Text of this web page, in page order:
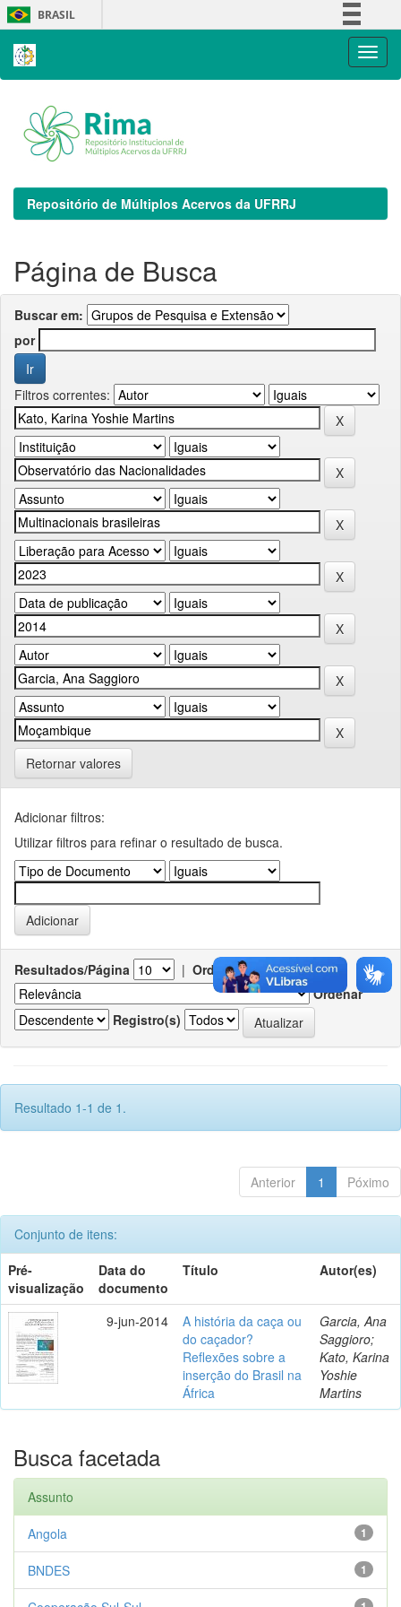
Skip
navigation
BRASIL
Repositório de Múltiplos Acervos da UFRRJ
Página de Busca
Buscar em:
por
Filtros correntes:
Retornar valores
Adicionar filtros:
Utilizar filtros para refinar o resultado de busca.
Resultados/Página | Ordenar registros por
Ordenar
Registro(s)
Resultado 1-1 de 1.
Anterior 1 Póximo
Conjunto de itens:
Pré-
visualização
Data do
documento
Título Autor(es)
9-jun-2014
A história da caça ou
do caçador?
Reflexões sobre a
inserção do Brasil na
África
Garcia, Ana
Saggioro;
Kato, Karina
Yoshie
Martins
Busca facetada
Assunto
1
Angola
1
BNDES